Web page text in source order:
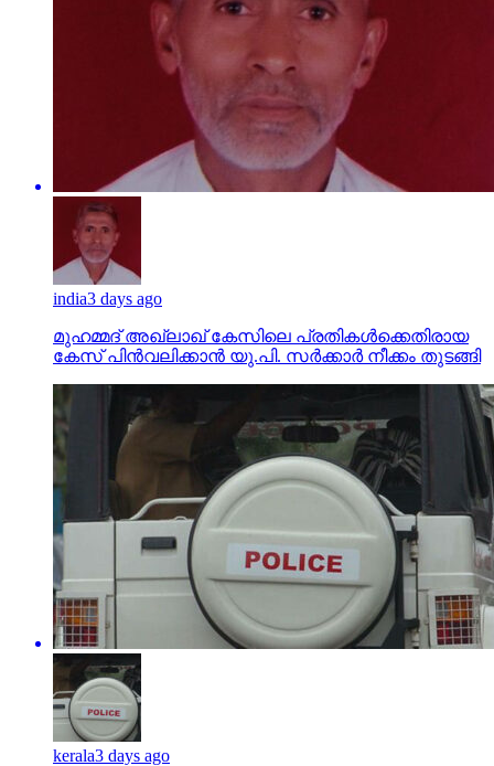
india3 days ago
മുഹമ്മദ് അഖ്‌ലാഖ് കേസിലെ പ്രതികള്‍ക്കെതിരായ
കേസ് പിന്‍വലിക്കാന്‍ യു.പി. സര്‍ക്കാര്‍ നീക്കം തുടങ്ങി
kerala3 days ago